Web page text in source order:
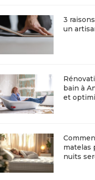
3
un
bain à
et
matelas
nuits